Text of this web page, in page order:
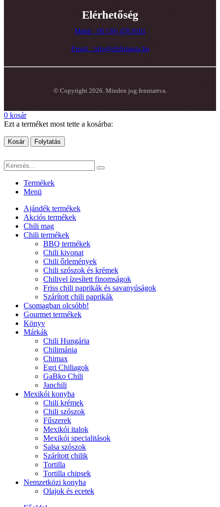
Elérhetőség
Mobil : 06 (30) 478 8101
Email : info@chilimania.hu
© Copyright 2026. Minden jog fenntartva.
0 kosár
Ezt a terméket most tette a kosárba:
Kosár Folytatás
Termékek
Menü
Ajándék termékek
Akciós termékek
Chili mag
Chili termékek
BBQ termékek
Chili kivonat
Chili őrlemények
Chili szószok és krémek
Chilivel ízesített finomságok
Friss chili paprikák és savanyúságok
Szárított chili paprikák
Csomagban olcsóbb!
Gourmet termékek
Könyv
Márkák
Chili Hungária
Chilimánia
Chimax
Egri Chiliagok
GaBko Chili
Janchili
Mexikói konyha
Chili krémek
Chili szószok
Fűszerek
Mexikói italok
Mexikói specialitások
Salsa szószok
Szárított chilik
Tortilla
Tortilla chipsek
Nemzetközi konyha
Olajok és ecetek